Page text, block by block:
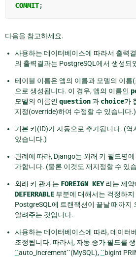
COMMIT;
다음을 참고하세요.
사용하는 데이터베이스에 따라서 출력
의 출력결과는 PostgreSQL에서 생성되
테이블 이름은 앱의 이름과 모델의 이름
으로 생성됩니다. 이 경우, 앱의 이름인
모델의 이름인 question과 choice가
지정(override)하여 수정할 수 있습니다.)
기본 키(ID)가 자동으로 추가됩니다. (역
있습니다.)
관례에 따라, Django는 외래 키 필드명에
가합니다. (물론 이것도 재지정할 수 있
외래 키 관계는 FOREIGN KEY라는 제약
DEFERRABLE 부분에 대해서는 걱정하
PostgreSQL에 트랜잭션이 끝날 때까지
알려주는 것입니다.
사용하는 데이터베이스에 따라, 데이터
조정됩니다. 따라서, 자동 증가 필드를
``auto_increment``(MySQL),``bigint